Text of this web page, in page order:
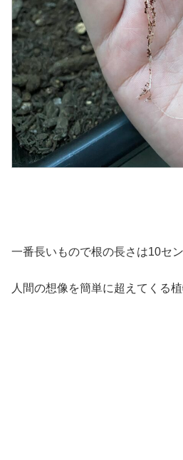
一番長いもので根の長さは10セ
人間の想像を簡単に超えてくる